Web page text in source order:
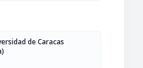
de Caracas